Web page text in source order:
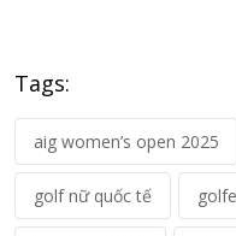
Tags:
aig women’s open 2025
golf nữ quốc tế